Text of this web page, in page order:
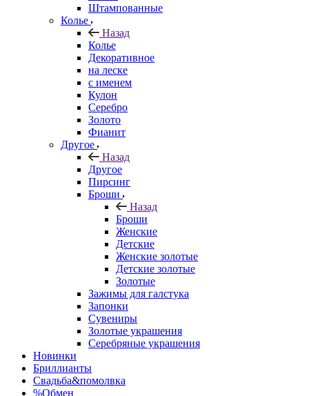
Штампованные
Колье
Назад
Колье
Декоративное
на леске
с именем
Кулон
Серебро
Золото
Фианит
Другое
Назад
Другое
Пирсинг
Броши
Назад
Броши
Женские
Детские
Женские золотые
Детские золотые
Золотые
Зажимы для галстука
Запонки
Сувениры
Золотые украшения
Серебряные украшения
Новинки
Бриллианты
Свадьба&помолвка
%Обмен